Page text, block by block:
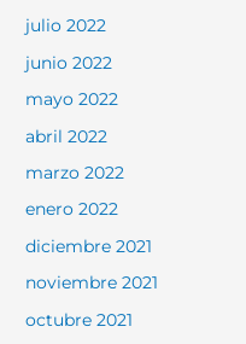
julio 2022
junio 2022
mayo 2022
abril 2022
marzo 2022
enero 2022
diciembre 2021
noviembre 2021
octubre 2021